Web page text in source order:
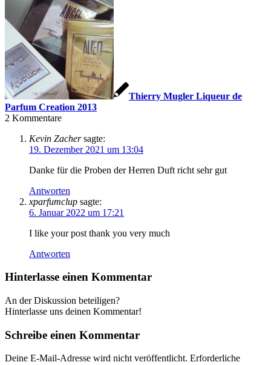
Thierry Mugler Liqueur de
Parfum Creation 2013
2 Kommentare
Kevin Zacher sagte:
19. Dezember 2021 um 13:04
Danke für die Proben der Herren Duft richt sehr gut
Antworten
xparfumclup sagte:
6. Januar 2022 um 17:21
I like your post thank you very much
Antworten
Hinterlasse einen Kommentar
An der Diskussion beteiligen?
Hinterlasse uns deinen Kommentar!
Schreibe einen Kommentar
Deine E-Mail-Adresse wird nicht veröffentlicht. Erforderliche